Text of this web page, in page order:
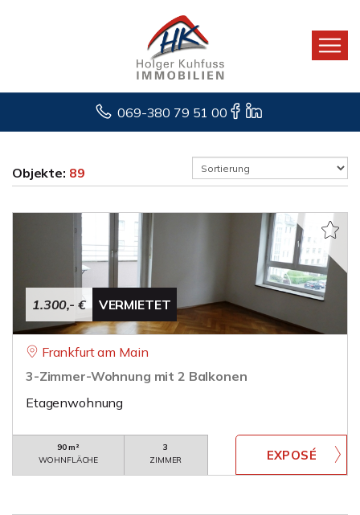
069-380 79 51 00
Objekte: 89
1.300,- € VERMIETET
Frankfurt am Main
3-Zimmer-Wohnung mit 2 Balkonen
Etagenwohnung
90 m²
WOHNFLÄCHE
3
ZIMMER